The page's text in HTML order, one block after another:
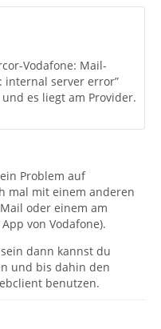
Vodafone: Mail-
internal server error”
es liegt am Provider.
Problem auf
mal mit einem anderen
oder einem am
von Vodafone).
dann kannst du
und bis dahin den
benutzen.